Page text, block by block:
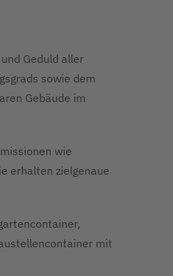
Geduld aller
sowie dem
Gebäude im
wie
erhalten zielgenaue
mit